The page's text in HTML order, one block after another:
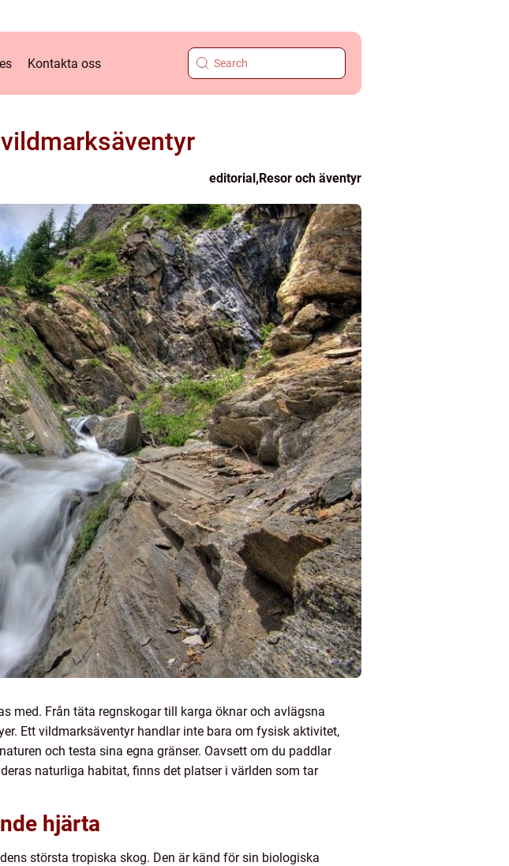
Kontakta oss
editorial,Resor och äventyr
med. Från täta regnskogar till karga öknar och avlägsna
Ett vildmarksäventyr handlar inte bara om fysisk aktivitet,
och testa sina egna gränser. Oavsett om du paddlar
naturliga habitat, finns det platser i världen som tar
hjärta
största tropiska skog. Den är känd för sin biologiska